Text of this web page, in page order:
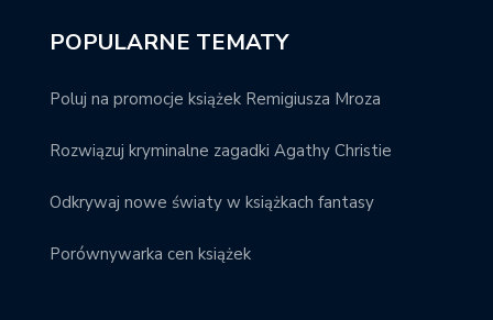
POPULARNE TEMATY
Poluj na promocje książek Remigiusza Mroza
Rozwiązuj kryminalne zagadki Agathy Christie
Odkrywaj nowe światy w książkach fantasy
Porównywarka cen książek